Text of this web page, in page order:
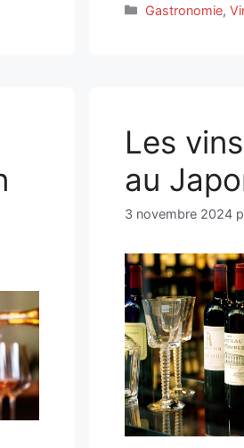
Catégories
Gastronomie,
Les
au
3 novembre 2024